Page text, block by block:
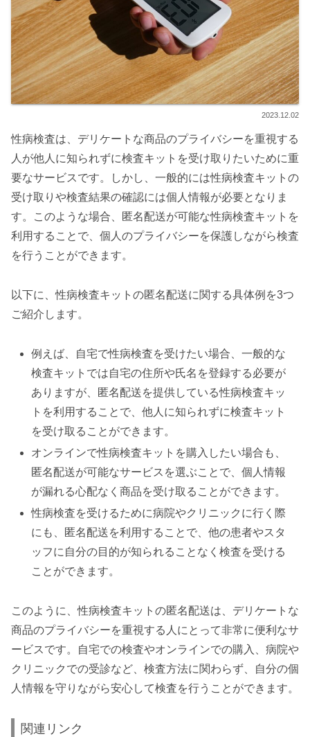
2023.12.02
性病検査は、デリケートな商品のプライバシーを重視する
人が他人に知られずに検査キットを受け取りたいために重
要なサービスです。しかし、一般的には性病検査キットの
受け取りや検査結果の確認には個人情報が必要となりま
す。このような場合、匿名配送が可能な性病検査キットを
利用することで、個人のプライバシーを保護しながら検査
を行うことができます。
以下に、性病検査キットの匿名配送に関する具体例を3つ
ご紹介します。
例えば、自宅で性病検査を受けたい場合、一般的な
検査キットでは自宅の住所や氏名を登録する必要が
ありますが、匿名配送を提供している性病検査キッ
トを利用することで、他人に知られずに検査キット
を受け取ることができます。
オンラインで性病検査キットを購入したい場合も、
匿名配送が可能なサービスを選ぶことで、個人情報
が漏れる心配なく商品を受け取ることができます。
性病検査を受けるために病院やクリニックに行く際
にも、匿名配送を利用することで、他の患者やスタ
ッフに自分の目的が知られることなく検査を受ける
ことができます。
このように、性病検査キットの匿名配送は、デリケートな
商品のプライバシーを重視する人にとって非常に便利なサ
ービスです。自宅での検査やオンラインでの購入、病院や
クリニックでの受診など、検査方法に関わらず、自分の個
人情報を守りながら安心して検査を行うことができます。
関連リンク